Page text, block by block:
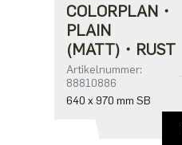
COLORPLAN・
PLAIN
(MATT)・RUST
Artikelnummer:
88810886
640 x 970 mm SB